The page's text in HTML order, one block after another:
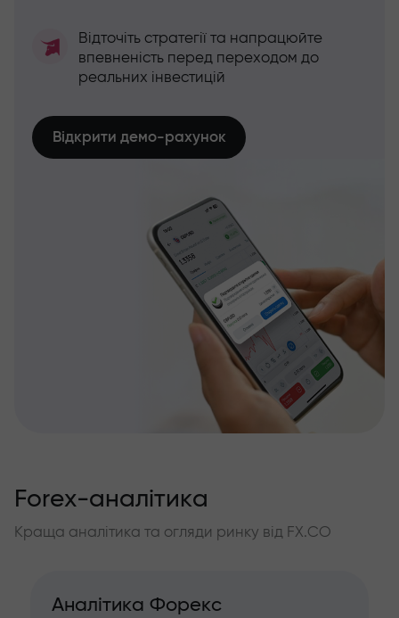
Відточіть стратегії та напрацюйте
впевненість перед переходом до
реальних інвестицій
Відкрити демо-рахунок
Forex-аналітика
Краща аналітика та огляди ринку від FX.CO
Аналітика Форекс